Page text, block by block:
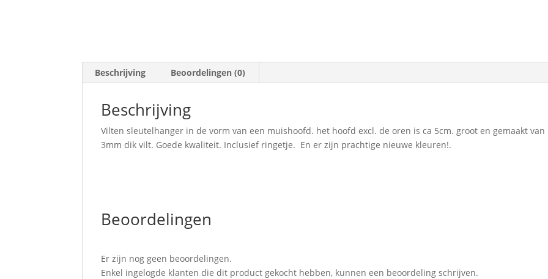
Beschrijving Beoordelingen (0)
Beschrijving
Vilten sleutelhanger in de vorm van een muishoofd. het hoofd excl. de oren is ca 5cm. groot en gemaakt van
3mm dik vilt. Goede kwaliteit. Inclusief ringetje. En er zijn prachtige nieuwe kleuren!.
Beoordelingen
Er zijn nog geen beoordelingen.
Enkel ingelogde klanten die dit product gekocht hebben, kunnen een beoordeling schrijven.